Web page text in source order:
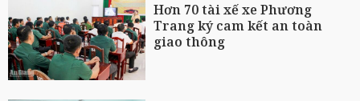
Hơn 70 tài xế xe Phương
Trang ký cam kết an toàn
giao thông